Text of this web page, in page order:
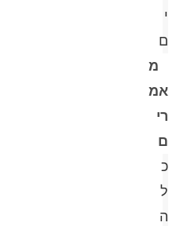
י
ם
מ
אמ
רי
ם
כ
ל
ה